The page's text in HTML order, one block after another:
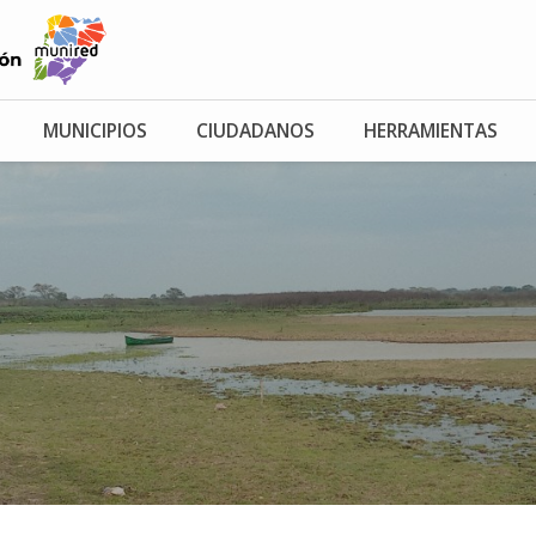
MUNICIPIOS CIUDADANOS HERRAMIENTAS